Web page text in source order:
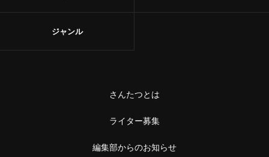
ジャンル
さんたつとは
ライター募集
編集部からのお知らせ